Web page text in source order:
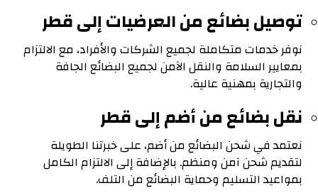
توصيل بضائع من العرضيات إلى قطر
نوفر خدمات متكاملة لجميع الشركات والأفراد، مع الالتزام
بمعايير السلامة والنقل الآمن لجميع البضائع الجافة
والتجارية بمهنية عالية.
نقل بضائع من أضم إلى قطر
نعتمد في شحن البضائع من أضم، على خبرتنا الطويلة
لتقديم شحن آمن ومنظم. بالإضافة إلى الالتزام الكامل
بمواعيد التسليم وحماية البضائع من التلف.